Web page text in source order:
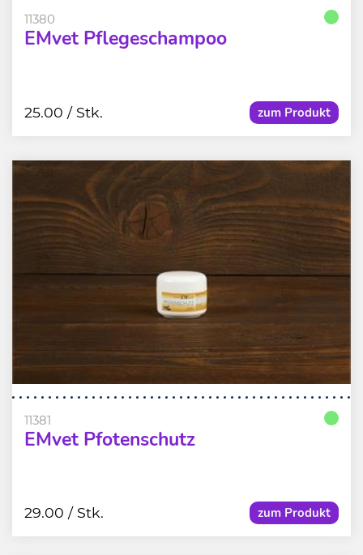
11380
EMvet Pflegeschampoo
zum Produkt
25.00 / Stk.
11381
EMvet Pfotenschutz
zum Produkt
29.00 / Stk.